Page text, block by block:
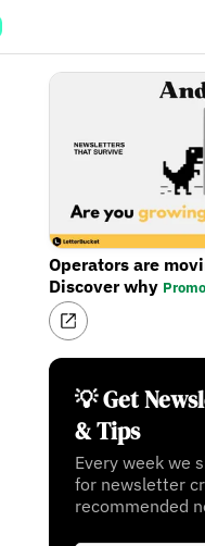
Operators are
Discover why
💡 Get
& Tips
Every week we
for newsletter
recommended